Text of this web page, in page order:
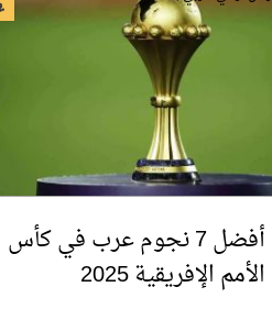
أفضل 7 نجوم عرب في كأس
الأمم الإفريقية 2025